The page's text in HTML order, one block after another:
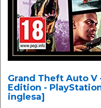
Grand Theft Auto
Edition -
inglesa]